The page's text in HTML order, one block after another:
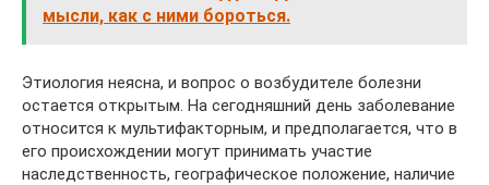
мысли, как с ними бороться.
Этиология неясна, и вопрос о возбудителе болезни
остается открытым. На сегодняшний день заболевание
относится к мультифакторным, и предполагается, что в
его происхождении могут принимать участие
наследственность, географическое положение, наличие